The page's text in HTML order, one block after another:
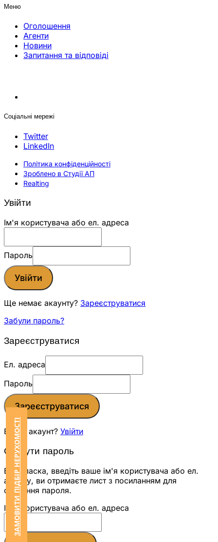
Меню
Оголошення
Агенти
Новини
Запитання та відповіді
Соціальні мережі
Twitter
LinkedIn
Політика конфіденційності
Зроблено в Студії АП
Realting
ЗАМОВИТИ ПІДБІР НЕРУХОМОСТІ
Увійти
Ім'я користувача або ел. адреса
Пароль
Увійти
Ще немає акаунту? Зареєструватися
Забули пароль?
Зареєструватися
Ел. адреса
Пароль
Зареєструватися
Вже є акаунт? Увійти
Скинути пароль
Будь ласка, введіть ваше ім'я користувача або ел.
адресу, ви отримаєте лист з посиланням для
скидання пароля.
Ім'я користувача або ел. адреса